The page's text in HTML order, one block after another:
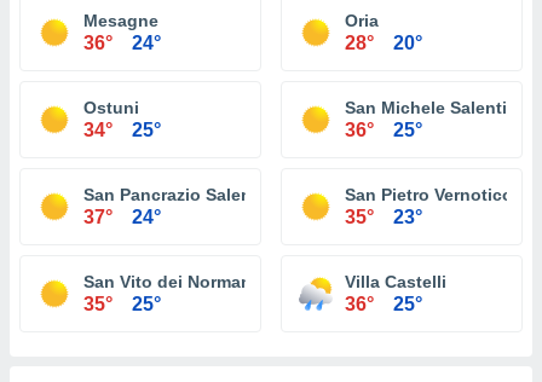
Mesagne
36° 24°
Oria
28° 20°
Ostuni
34° 25°
San Michele Salentino
36° 25°
San Pancrazio Salentino
37° 24°
San Pietro Vernotico
35° 23°
San Vito dei Normanni
35° 25°
Villa Castelli
36° 25°